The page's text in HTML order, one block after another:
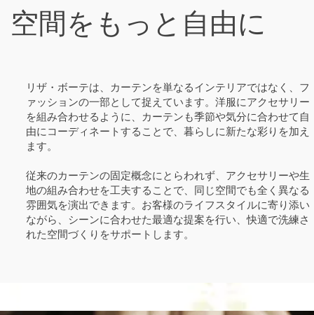
空間をもっと自由に
リザ・ボーテは、カーテンを単なるインテリアではなく、フ
ァッションの一部として捉えています。洋服にアクセサリー
を組み合わせるように、カーテンも季節や気分に合わせて自
由にコーディネートすることで、暮らしに新たな彩りを加え
ます。
従来のカーテンの固定概念にとらわれず、アクセサリーや生
地の組み合わせを工夫することで、同じ空間でも全く異なる
雰囲気を演出できます。お客様のライフスタイルに寄り添い
ながら、シーンに合わせた最適な提案を行い、快適で洗練さ
れた空間づくりをサポートします。